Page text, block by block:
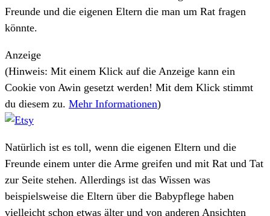
Freunde und die eigenen Eltern die man um Rat fragen
könnte.
Anzeige
(Hinweis: Mit einem Klick auf die Anzeige kann ein
Cookie von Awin gesetzt werden! Mit dem Klick stimmt
du diesem zu. Mehr Informationen)
Natürlich ist es toll, wenn die eigenen Eltern und die
Freunde einem unter die Arme greifen und mit Rat und Tat
zur Seite stehen. Allerdings ist das Wissen was
beispielsweise die Eltern über die Babypflege haben
vielleicht schon etwas älter und von anderen Ansichten